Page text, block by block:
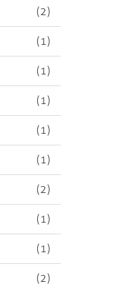
(2)
(1)
(1)
(1)
(1)
(1)
(2)
(1)
(1)
(2)